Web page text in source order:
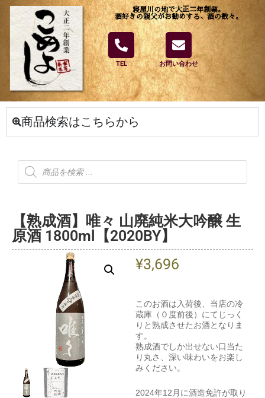
寝屋川の地で大正二年創業。
酒好きの親父がお勧めする、酒の数々。
TEL お問い合わせ
商品検索はこちらから
【熟成酒】唯々 山廃純米大吟醸 生
原酒 1800ml【2020BY】
¥3,696
このお酒は入荷後、当店の冷
蔵庫（０度前後）にてじっく
りと熟成させたお酒となりま
す。
熟成酒でしか出せない口当た
り丸さ、深い味わいをお楽し
みください。
2024年12月に酒造免許が取り